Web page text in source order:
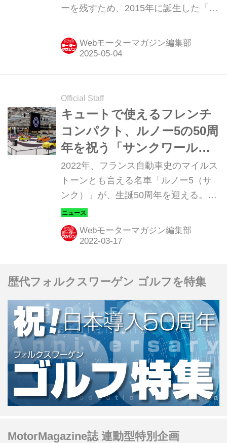
ーを残すため、2015年に誕生した「ポ
８回に分けて同部門の事績を追ってみ
ることにする。その4回目は
真贋鑑定へのチャレンジを中心に紹介
しよう。
Webモーターマガジン編集部
Official Staff
キュートで使えるフレンチ
コンパクト、ルノー5の50周
年を祝う「サンクワール
ド」がレトロモビル2022に
出現
2022年、フランス自動車史のマイルス
トーンとも言える名車「ルノー5（サ
ンク）」が、生誕50周年を迎える。そ
れを祝福するためにルノーは、4月16
～20日にかけてパリで開催されるヒス
トリックカーの祭典「Retromobile
開することになった。
Webモーターマガジン編集部
歴代フォルクスワーゲン ゴルフを特集
MotorMagazine誌 連動型特別企画